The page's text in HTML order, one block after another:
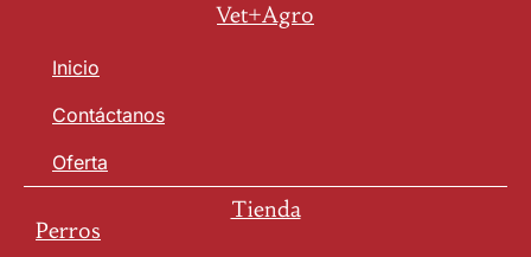
Vet+Agro
Inicio
Contáctanos
Oferta
Tienda
Perros